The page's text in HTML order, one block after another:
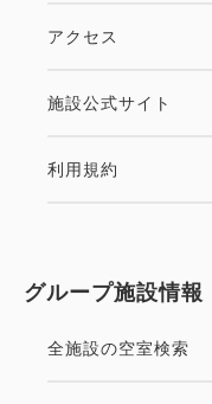
アクセス
施設公式サイト
利用規約
グループ施設情報
全施設の空室検索